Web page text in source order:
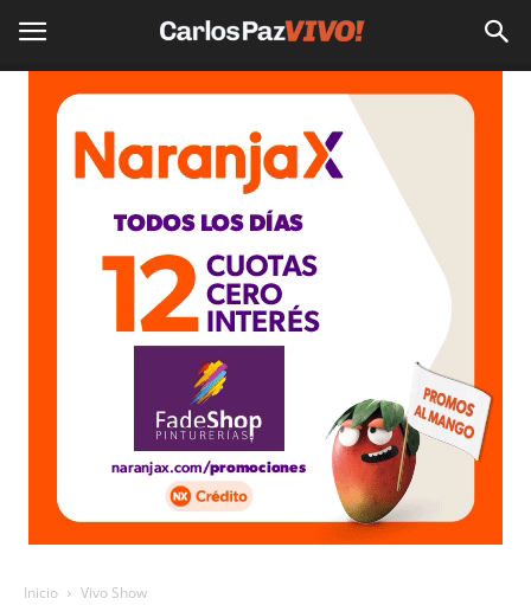
Inicio Vivo Show